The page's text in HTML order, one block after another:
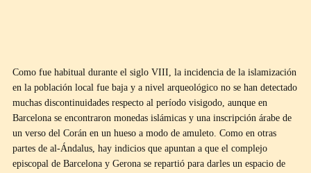
Como fue habitual durante el siglo VIII, la incidencia de la islamización
en la población local fue baja y a nivel arqueológico no se han detectado
muchas discontinuidades respecto al período visigodo, aunque en
Barcelona se encontraron monedas islámicas y una inscripción árabe de
un verso del Corán en un hueso a modo de amuleto. Como en otras
partes de al-Ándalus, hay indicios que apuntan a que el complejo
episcopal de Barcelona y Gerona se repartió para darles un espacio de